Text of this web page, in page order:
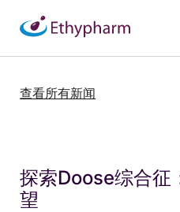
查看所有新闻
探索Doose综合征
望